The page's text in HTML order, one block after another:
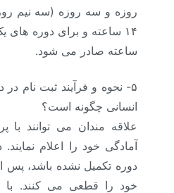
روزه و سه روزه (سه نیم
۱۴ ساعته و برای دوره
ساعته صادر می شود.
۵- نحوه و فرآیند ثبت نام
انسانی چگونه است؟
علاقه مندان می توانند با
آمادگی خود را اعلام
دوره تکمیل نشده باشد، پس
خود را قطعی می کنند. با